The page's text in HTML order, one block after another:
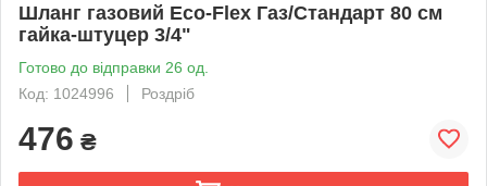
Шланг газовий Eco-Flex Газ/Стандарт 80 см
гайка-штуцер 3/4"
Готово до відправки 26 од.
Код: 1024996
Роздріб
476 ₴